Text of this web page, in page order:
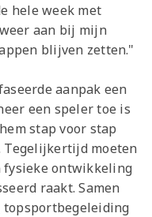
hele week met
aan bij mijn
blijven zetten."
aanpak een
een speler toe is
stap voor stap
Tegelijkertijd moeten
fysieke ontwikkeling
raakt. Samen